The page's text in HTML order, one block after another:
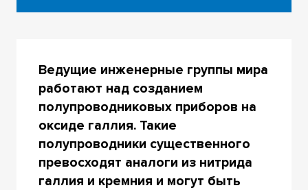
Ведущие инженерные группы мира
работают над созданием
полупроводниковых приборов на
оксиде галлия. Такие
полупроводники существенного
превосходят аналоги из нитрида
галлия и кремния и могут быть